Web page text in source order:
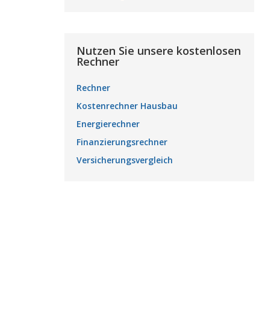
Nutzen Sie unsere kostenlosen
Rechner
Rechner
Kostenrechner Hausbau
Energierechner
Finanzierungsrechner
Versicherungsvergleich